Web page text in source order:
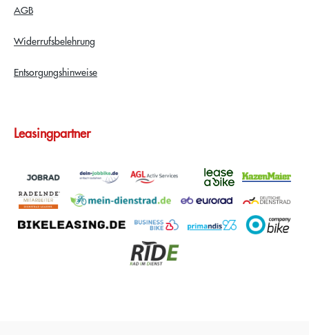
AGB
Widerrufsbelehrung
Entsorgungshinweise
Leasingpartner